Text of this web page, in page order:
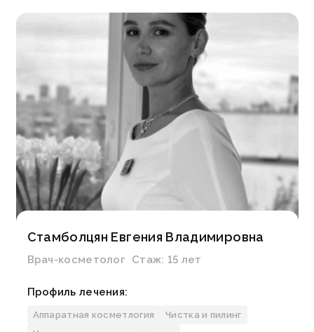
Стамболцян Евгения Владимировна
Врач-косметолог Стаж: 15 лет
Профиль лечения:
Аппаратная косметлогия
Чистка и пилинг
Узнать больше